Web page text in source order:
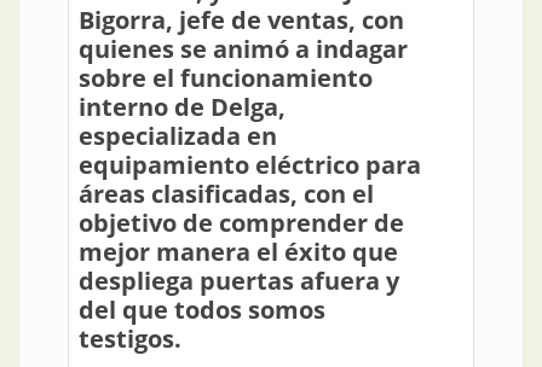
Bigorra, jefe de ventas, con
quienes se animó a indagar
sobre el funcionamiento
interno de Delga,
especializada en
equipamiento eléctrico para
áreas clasificadas, con el
objetivo de comprender de
mejor manera el éxito que
despliega puertas afuera y
del que todos somos
testigos.